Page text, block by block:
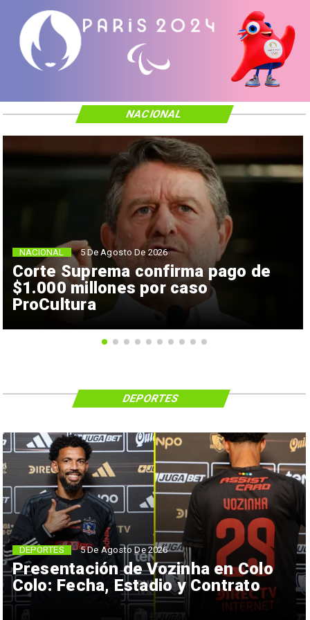
Corte Suprema confirma pago de
$1.000 millones por caso
ProCultura
NACIONAL 5 De Agosto De 2026
NACIONAL
Presentación de Vozinha en Colo
Colo: Fecha, Estadio y Contrato
DEPORTES 5 De Agosto De 2026
DEPORTES